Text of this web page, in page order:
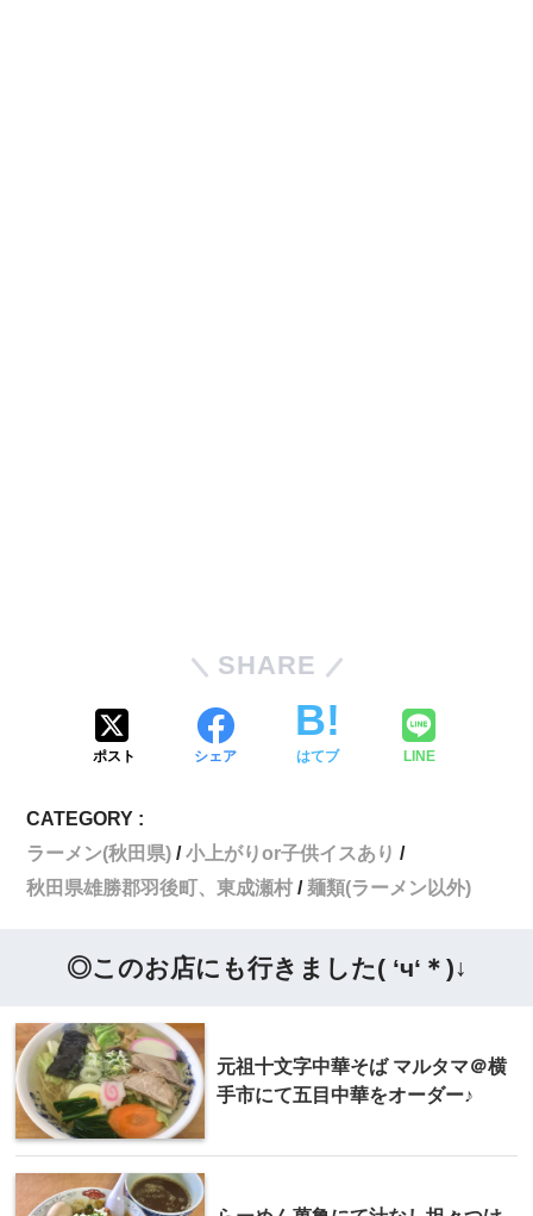
SHARE
ポスト シェア はてブ LINE
CATEGORY :
ラーメン(秋田県)
小上がりor子供イスあり
秋田県雄勝郡羽後町、東成瀬村
麺類(ラーメン以外)
◎このお店にも行きました( ‘ч‘＊)↓
元祖十文字中華そば マルタマ＠横
手市にて五目中華をオーダー♪